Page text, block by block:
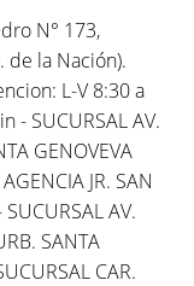
N° 173,
de la Nación).
L-V 8:30 a
- SUCURSAL AV.
GENOVEVA
JR. SAN
AV.
SANTA
CAR.